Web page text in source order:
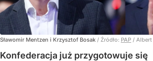
Sławomir Mentzen i Krzysztof Bosak / Źródło: PAP / Albert
Konfederacja już przygotowuje się